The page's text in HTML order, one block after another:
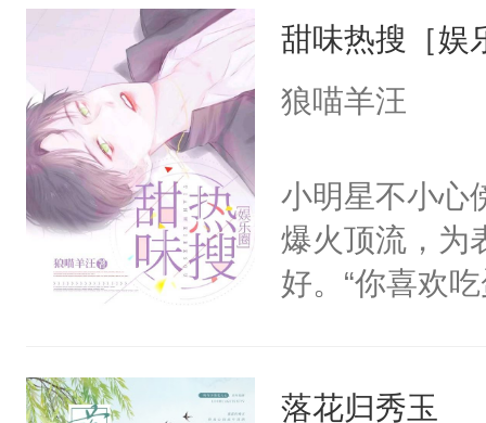
羽毛：男神
E】——【架空
三次元。】【
了，系统崩溃
圣母男主，造
身为炮灰的
一统任重而道
会毒打，他不
的新身份。季
一些事，让他
甜味热搜［娱
狼喵羊汪
小明星不小心
爆火顶流，为
好。“你喜欢
他，只是，景
落花归秀玉